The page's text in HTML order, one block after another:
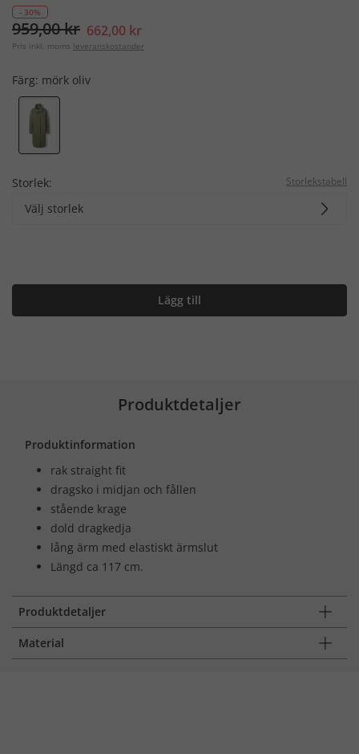
- 30%
959,00 kr 662,00 kr
Pris inkl. moms leveranskostander
Färg: mörk oliv
Storlek: Storlekstabell
Välj storlek
Lägg till
Produktdetaljer
Produktinformation
rak straight fit
dragsko i midjan och fållen
stående krage
dold dragkedja
lång ärm med elastiskt ärmslut
Längd ca 117 cm.
Produktdetaljer
Material